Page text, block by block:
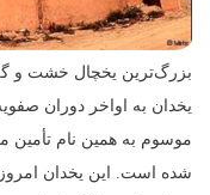
بزرگ‌ترین یخچال خشت و
یخدان به اواخر دوران
موسوم به همین نام تأمین
شده است. این یخدان